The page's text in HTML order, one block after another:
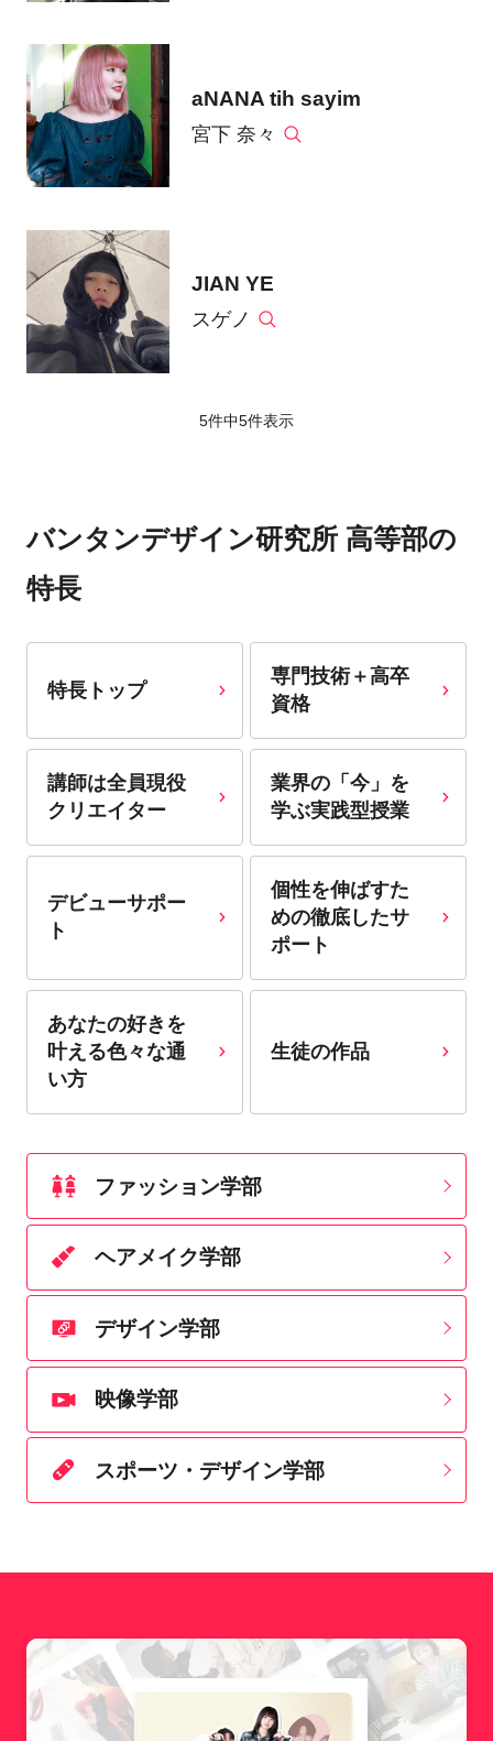
aNANA tih sayim
宮下 奈々
JIAN YE
スゲノ
5件中5件表示
バンタンデザイン研究所 高等部の
特長
特長トップ
専門技術＋高卒
資格
講師は全員現役
クリエイター
業界の「今」を
学ぶ実践型授業
デビューサポー
ト
個性を伸ばすた
めの徹底したサ
ポート
あなたの好きを
叶える⾊々な通
い⽅
生徒の作品
ファッション学部
ヘアメイク学部
デザイン学部
映像学部
スポーツ・デザイン学部